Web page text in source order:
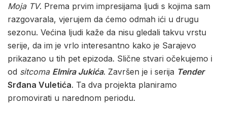
Moja TV. Prema prvim impresijama ljudi s kojima sam
razgovarala, vjerujem da ćemo odmah ići u drugu
sezonu. Većina ljudi kaže da nisu gledali takvu vrstu
serije, da im je vrlo interesantno kako je Sarajevo
prikazano u tih pet epizoda. Slične stvari očekujemo i
od sitcoma Elmira Jukića. Završen je i serija Tender
Srđana Vuletića. Ta dva projekta planiramo
promovirati u narednom periodu.